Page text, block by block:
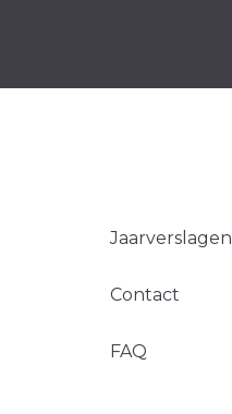
Jaarverslagen
Contact
FAQ